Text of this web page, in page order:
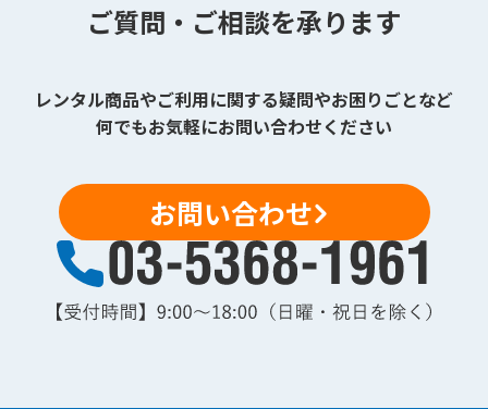
ご質問・ご相談を承ります
レンタル商品やご利用に関する疑問やお困りごとなど
何でもお気軽にお問い合わせください
お問い合わせ